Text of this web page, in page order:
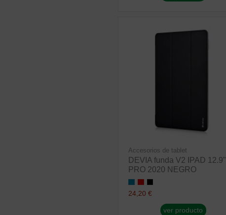
Accesorios de tablet
DEVIA funda V2 IPAD 12.9"
PRO 2020 NEGRO
24,20 €
ver producto